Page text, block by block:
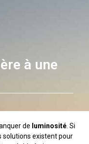
à une
de luminosité. Si
solutions existent pour